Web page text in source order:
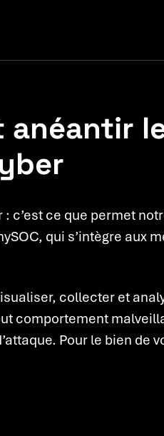
anéantir
c’est ce que permet
qui s’intègre aux
collecter et
comportement
Pour le bien de